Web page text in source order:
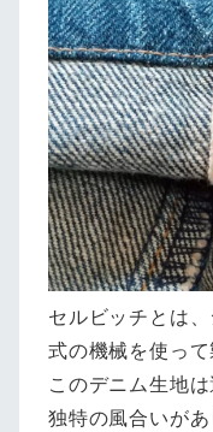
セルビッチとは
式の機械を使って
このデニム生地
独特の風合いが